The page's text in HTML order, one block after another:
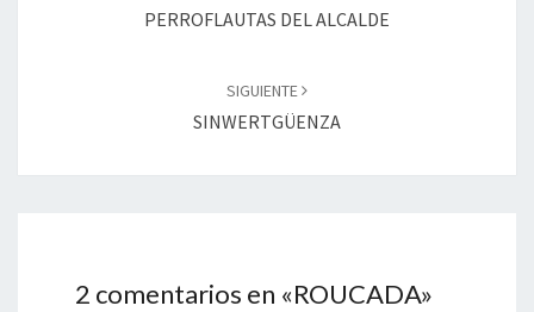
PERROFLAUTAS DEL ALCALDE
SIGUIENTE
SINWERTGÜENZA
2 comentarios en «ROUCADA»